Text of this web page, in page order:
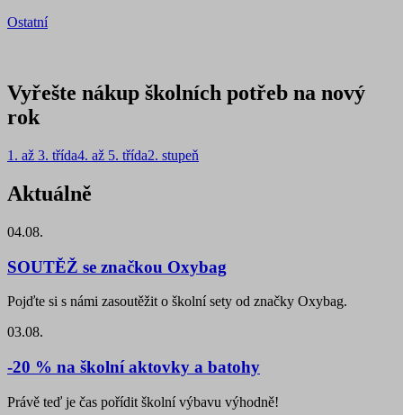
Ostatní
Vyřešte nákup školních potřeb na nový
rok
1. až 3. třída4. až 5. třída2. stupeň
Aktuálně
04.08.
SOUTĚŽ se značkou Oxybag
Pojďte si s námi zasoutěžit o školní sety od značky Oxybag.
03.08.
-20 % na školní aktovky a batohy
Právě teď je čas pořídit školní výbavu výhodně!